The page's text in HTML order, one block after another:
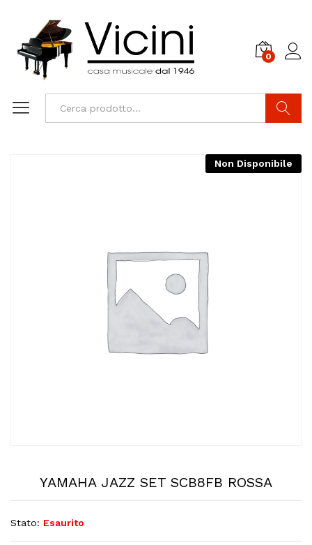
0
Non Disponibile
YAMAHA JAZZ SET SCB8FB ROSSA
Stato: Esaurito